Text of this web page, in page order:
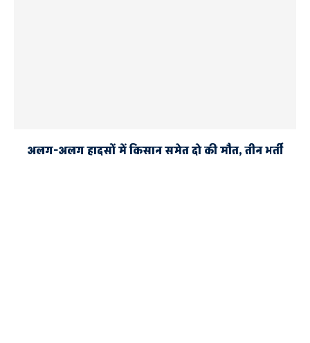
अलग-अलग हादसों में किसान समेत दो की मौत, तीन भर्ती